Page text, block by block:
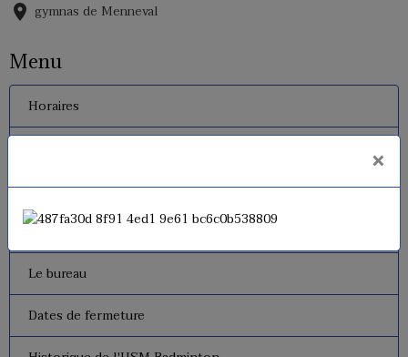
gymnas de Menneval
Menu
Horaires
Tarifs
Le bureau
Dates de fermeture
×